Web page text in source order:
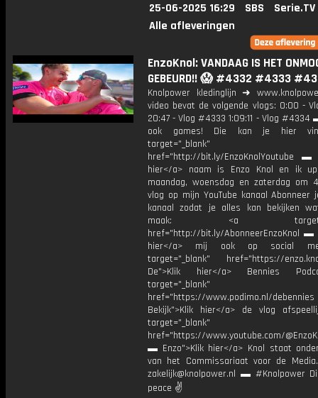
25-06-2025 16:29 SBS
Serie.TV
Alle afleveringen
EnzoKnol: VANDAAG IS HET
GEBEURD!! 😱 #4332 #4333
Knolpower kledinglijn ➜
video bevat de volgende vlogs: 0:00 -
20:47 - Vlog #4333 1:09:11 - Vlog #4334
ook games! Die kan je hier
target="_blank"
href="http://bit.ly/EnzoKnolYoutube ▬
hier</a> naam is Enzo Knol en ik
maandag, woensdag en zaterdag om
vlog op mijn YouTube kanaal Abonneer
kanaal zodat je alles kan bekijken
maak: <a
href="http://bit.ly/AbonneerEnzoKnol ▬
hier</a> mij ook op social
target="_blank" href="https://
De">Klik hier</a> Bennies
target="_blank"
href="https://www.podimo.nl/debennies
Bekijk">Klik hier</a> de vlog
target="_blank"
href="https://www.youtube.com/
▬ Enzo">Klik hier</a> Knol staat
van het Commissariaat voor de
zakelijk@knolpower.nl ▬ #Knolpower
peace ✌